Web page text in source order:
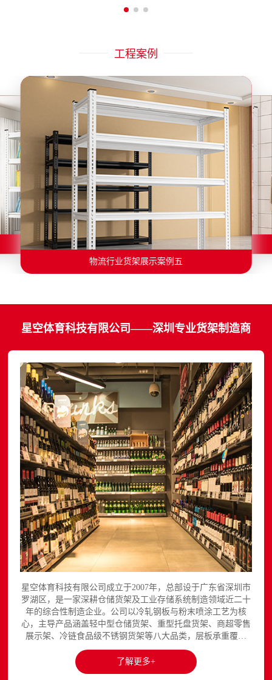
工程案例
物流行业货架展示案例一
物流行业货架展示案例六
物流行业货架展示案例五
物流行业货架展示案例四
物流行业货架展示案例三
物流行业货架展示案例二
星空体育科技有限公司——深圳专业货架制造商
星空体育科技有限公司成立于2007年，总部设于广东省深圳市
罗湖区，是一家深耕仓储货架及工业存储系统制造领域近二十
年的综合性制造企业。公司以冷轧钢板与粉末喷涂工艺为核
心，主导产品涵盖轻中型仓储货架、重型托盘货架、商超零售
展示架、冷链食品级不锈钢货架等八大品类，层板承重覆盖
150至3000kg，产品出口欧美、东南亚、中东等区域市场，已
与国内外超过300家企业建立长期合作关系。星空平台官网提
供完整的产品展示与在线咨询服务...
了解更多+